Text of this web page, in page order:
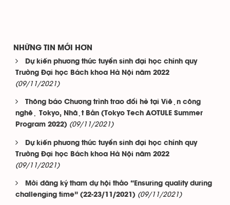
NHỮNG TIN MỚI HƠN
Dự kiến phương thức tuyển sinh đại học chính quy
Trường Đại học Bách khoa Hà Nội năm 2022
(09/11/2021)
Thông báo Chương trình trao đổi hè tại Viện công
nghệ Tokyo, Nhật Bản (Tokyo Tech AOTULE Summer
Program 2022) (09/11/2021)
Dự kiến phương thức tuyển sinh đại học chính quy
Trường Đại học Bách khoa Hà Nội năm 2022
(09/11/2021)
Mời đăng ký tham dự hội thảo “Ensuring quality during
challenging time” (22-23/11/2021) (09/11/2021)